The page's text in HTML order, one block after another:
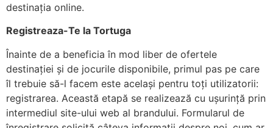
destinația online.
Registreaza-Te la Tortuga
Înainte de a beneficia în mod liber de ofertele
destinației și de jocurile disponibile, primul pas pe care
îl trebuie să-l facem este același pentru toți utilizatorii:
registrarea. Această etapă se realizează cu ușurință prin
intermediul site-ului web al brandului. Formularul de